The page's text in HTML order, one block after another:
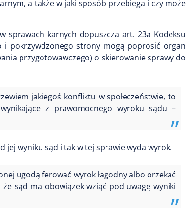
a także w jaki sposób przebiega i czy może
sprawach karnych dopuszcza art. 23a Kodeksu
i pokrzywdzonego strony mogą poprosić organ
przygotowawczego) o skierowanie sprawy do
jakiegoś konfliktu w społeczeństwie, to
z prawomocnego wyroku sądu –
jej wyniku sąd i tak w tej sprawie wyda wyrok.
ugodą ferować wyrok łagodny albo orzekać
sąd ma obowiązek wziąć pod uwagę wyniki